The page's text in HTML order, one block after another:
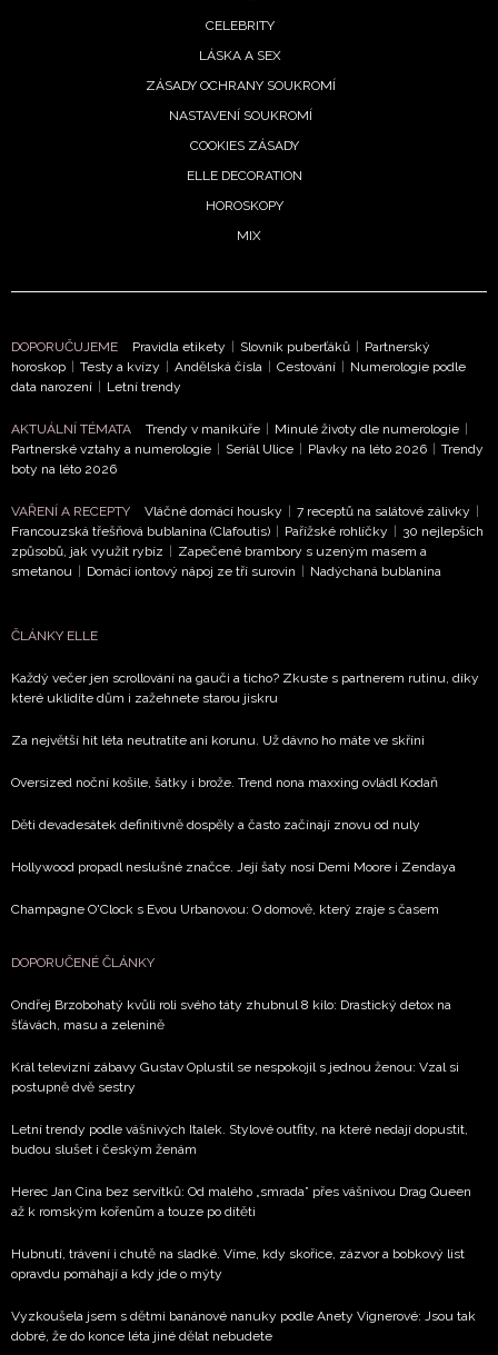
CELEBRITY
LÁSKA A SEX
ZÁSADY OCHRANY SOUKROMÍ
NASTAVENÍ SOUKROMÍ
COOKIES ZÁSADY
ELLE DECORATION
HOROSKOPY
MIX
DOPORUČUJEME Pravidla etikety | Slovník puberťáků | Partnerský
horoskop | Testy a kvízy | Andělská čísla | Cestování | Numerologie podle
data narození | Letní trendy
AKTUÁLNÍ TÉMATA Trendy v manikúře | Minulé životy dle numerologie |
Partnerské vztahy a numerologie | Seriál Ulice | Plavky na léto 2026 | Trendy
boty na léto 2026
VAŘENÍ A RECEPTY Vláčné domácí housky | 7 receptů na salátové zálivky |
Francouzská třešňová bublanina (Clafoutis) | Pařížské rohlíčky | 30 nejlepších
způsobů, jak využít rybíz | Zapečené brambory s uzeným masem a
smetanou | Domácí iontový nápoj ze tří surovin | Nadýchaná bublanina
ČLÁNKY ELLE
Každý večer jen scrollování na gauči a ticho? Zkuste s partnerem rutinu, díky
které uklidíte dům i zažehnete starou jiskru
Za největší hit léta neutratíte ani korunu. Už dávno ho máte ve skříni
Oversized noční košile, šátky i brože. Trend nona maxxing ovládl Kodaň
Děti devadesátek definitivně dospěly a často začínají znovu od nuly
Hollywood propadl neslušné značce. Její šaty nosí Demi Moore i Zendaya
Champagne O'Clock s Evou Urbanovou: O domově, který zraje s časem
DOPORUČENÉ ČLÁNKY
Ondřej Brzobohatý kvůli roli svého táty zhubnul 8 kilo: Drastický detox na
šťávách, masu a zelenině
Král televizní zábavy Gustav Oplustil se nespokojil s jednou ženou: Vzal si
postupně dvě sestry
Letní trendy podle vášnivých Italek. Stylové outfity, na které nedají dopustit,
budou slušet i českým ženám
Herec Jan Cina bez servítků: Od malého „smrada” přes vášnivou Drag Queen
až k romským kořenům a touze po dítěti
Hubnutí, trávení i chutě na sladké. Víme, kdy skořice, zázvor a bobkový list
opravdu pomáhají a kdy jde o mýty
Vyzkoušela jsem s dětmi banánové nanuky podle Anety Vignerové: Jsou tak
dobré, že do konce léta jiné dělat nebudete